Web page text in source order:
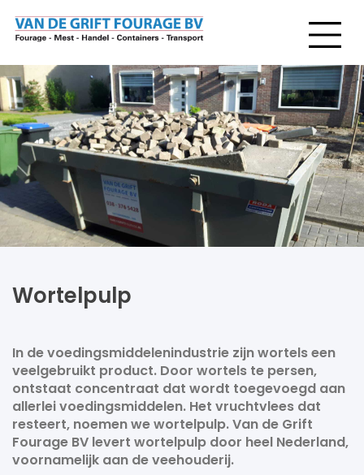
Wortelpulp
In de voedingsmiddelenindustrie zijn wortels een
veelgebruikt product. Door wortels te persen,
ontstaat concentraat dat wordt toegevoegd aan
allerlei voedingsmiddelen. Het vruchtvlees dat
resteert, noemen we wortelpulp. Van de Grift
Fourage BV levert wortelpulp door heel Nederland,
voornamelijk aan de veehouderij.